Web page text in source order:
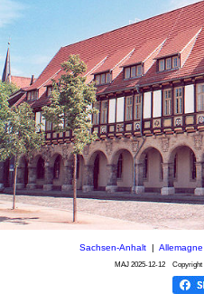
Sachsen-Anhalt | Allemagne
MAJ 2025-12-12Copyright